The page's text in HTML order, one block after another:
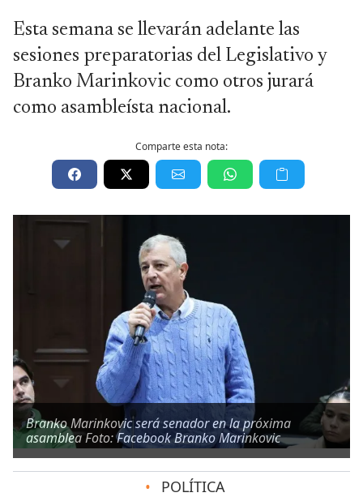
Esta semana se llevarán adelante las
sesiones preparatorias del Legislativo y
Branko Marinkovic como otros jurará
como asambleísta nacional.
Comparte esta nota:
Branko Marinkovic será senador en la próxima
asamblea Foto: Facebook Branko Marinkovic
• POLÍTICA